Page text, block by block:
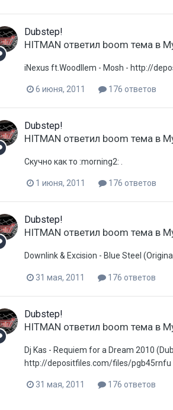
Dubstep!
HITMAN ответил boom тема в
iNexus ft.Woodllem - Mosh - http://
6 июня, 2011 176 ответов
Dubstep!
HITMAN ответил boom тема в
Скучно как то :morning2: .
1 июня, 2011 176 ответов
Dubstep!
HITMAN ответил boom тема в
Downlink & Excision - Blue Steel
31 мая, 2011 176 ответов
Dubstep!
HITMAN ответил boom тема в
Dj Kas - Requiem for a Dream 2010
http://depositfiles.com/files/pgb45rnfu
31 мая, 2011 176 ответов